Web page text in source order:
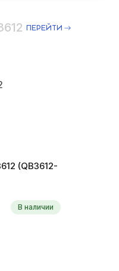
ПЕРЕЙТИ
(QB3612-
В наличии